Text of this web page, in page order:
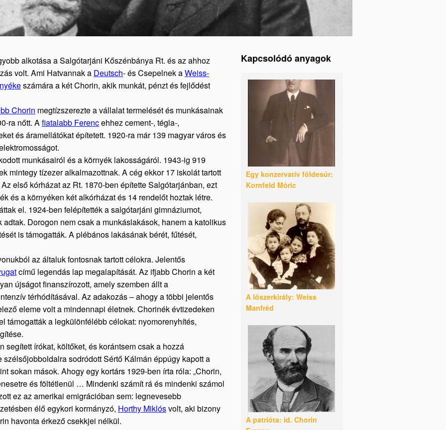
Kapcsolódó anyagok
Egy konzervatív földesúr:
Kornfeld Móric
A lőszerkirály: Weiss
Manfréd
A patrióta: id. Chorin
alkotása a Salgótarjáni Kőszénbánya Rt. és az ahhoz
volt. Ami Hatvannak a Deutsch- és Csepelnek aWeiss-
számára a két Chorin, akik munkát, pénzt és fejlődést
Chorin megtízszerezte a vállalat termelését és munkásainak
ra nőtt. Afiatalabb Ferencehhez cement-, tégla-,
és áramellátókat építetett. 1920-ra már 139 magyar város és
munkásairól és a környék lakosságáról. 1943-ig 919
mintegy tízezer alkalmazottnak. A cég ekkor 17 iskolát tartott
első kórházat az Rt. 1870-ben építette Salgótarjánban, ezt
és a környéken két alkórházat és 14 rendelőt hoztak létre.
el. 1924-ben felépítették a salgótarjáni gimnáziumot,
Dorogon nem csak a munkáslakások, hanem a katolikus
is támogatták. A plébános lakásának bérét, fűtését,
az általuk fontosnak tartott célokra. Jelentős
című legendás lap megalapítását. Az ifjabb Chorin a két
újságot finanszírozott, amely szemben állt a
térhódításával. Az adakozás – ahogy a többi jelentős
eleme volt a mindennapi életnek. Chorinék évtizedeken
támogatták a legkülönfélébb célokat: nyomorenyhítés,
segített írókat, költőket, és korántsem csak a hozzá
sodródott Sértő Kálmán éppúgy kapott a
sokan mások. Ahogy egy kortárs 1929-ben írta róla: „Chorin,
és föltétlenül … Mindenki számít rá és mindenki számol
ez az amerikai emigrációban sem: legnevesebb
élő egykori kormányzó, Horthy Miklósvolt, aki bizony
havonta érkező csekkjei nélkül.